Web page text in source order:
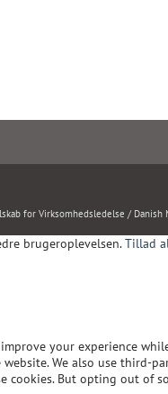
for Virksomhedsledelse / Danish
brugeroplevelsen.Tillad
your experience
We also use third-
But opting out of